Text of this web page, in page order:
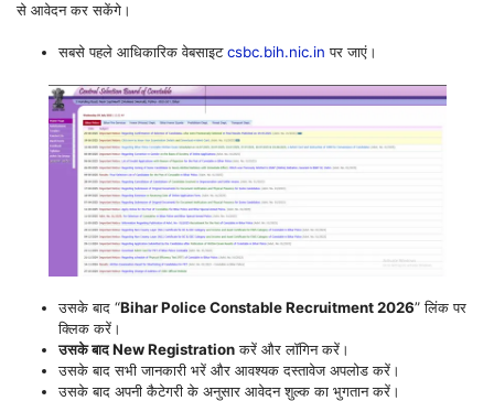
से आवेदन कर सकेंगे।
सबसे पहले आधिकारिक वेबसाइटcsbc.bih.nic.in पर जाएं।
उसके बाद “Bihar Police Constable Recruitment 2026” लिंक पर
क्लिक करें।
उसके बाद New Registrationकरें और लॉगिन करें।
उसके बाद सभी जानकारी भरें और आवश्यक दस्तावेज अपलोड करें।
उसके बाद अपनी कैटेगरी के अनुसार आवेदन शुल्क का भुगतान करें।